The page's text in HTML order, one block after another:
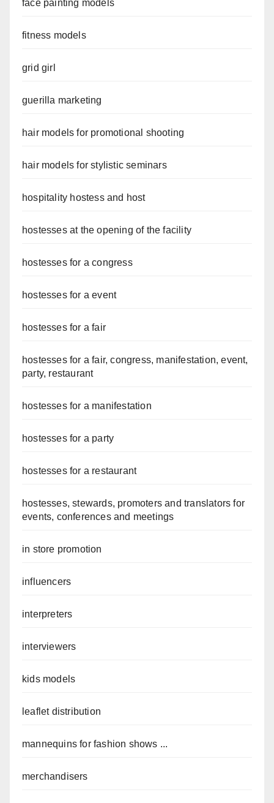
face painting models
fitness models
grid girl
guerilla marketing
hair models for promotional shooting
hair models for stylistic seminars
hospitality hostess and host
hostesses at the opening of the facility
hostesses for a congress
hostesses for a event
hostesses for a fair
hostesses for a fair, congress, manifestation, event,
party, restaurant
hostesses for a manifestation
hostesses for a party
hostesses for a restaurant
hostesses, stewards, promoters and translators for
events, conferences and meetings
in store promotion
influencers
interpreters
interviewers
kids models
leaflet distribution
mannequins for fashion shows ...
merchandisers